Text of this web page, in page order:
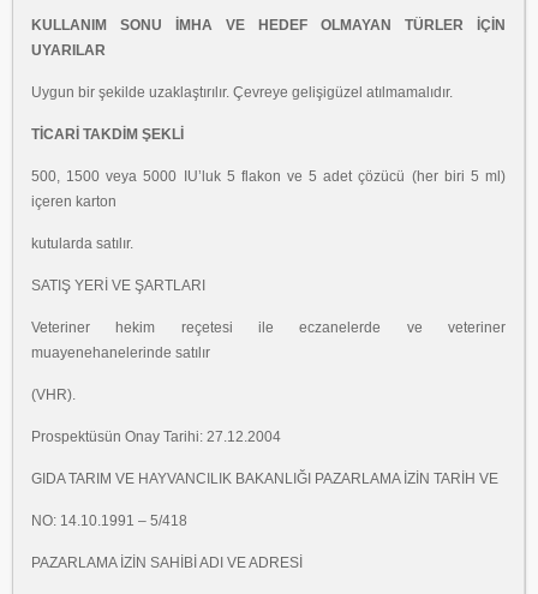
KULLANIM SONU İMHA VE HEDEF OLMAYAN TÜRLER İÇİN
UYARILAR
Uygun bir şekilde uzaklaştırılır. Çevreye gelişigüzel atılmamalıdır.
TİCARİ TAKDİM ŞEKLİ
500, 1500 veya 5000 IU’luk 5 flakon ve 5 adet çözücü (her biri 5 ml)
içeren karton
kutularda satılır.
SATIŞ YERİ VE ŞARTLARI
Veteriner hekim reçetesi ile eczanelerde ve veteriner
muayenehanelerinde satılır
(VHR).
Prospektüsün Onay Tarihi: 27.12.2004
GIDA TARIM VE HAYVANCILIK BAKANLIĞI PAZARLAMA İZİN TARİH VE
NO: 14.10.1991 – 5/418
PAZARLAMA İZİN SAHİBİ ADI VE ADRESİ